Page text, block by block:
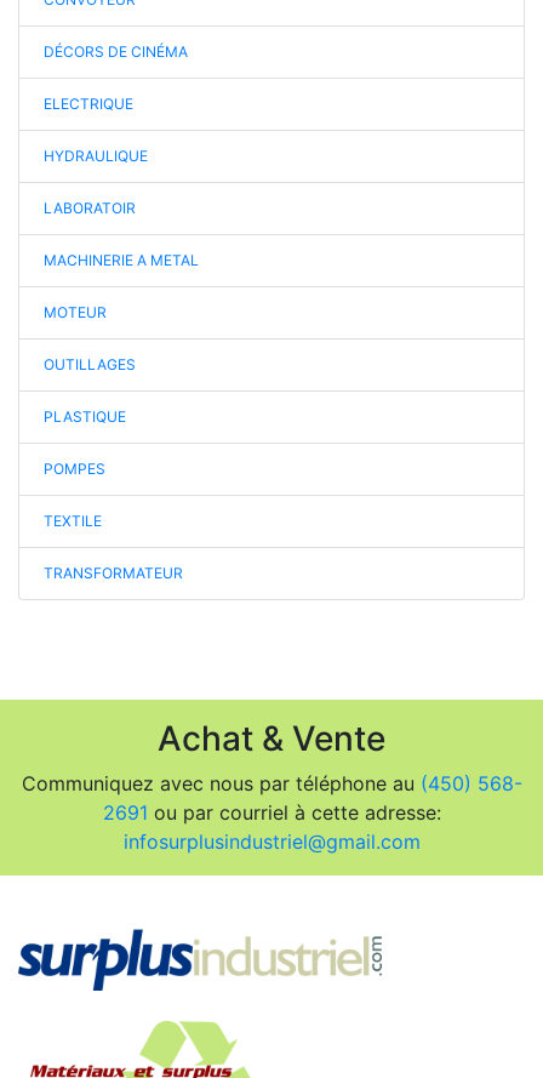
DÉCORS DE CINÉMA
ELECTRIQUE
HYDRAULIQUE
LABORATOIR
MACHINERIE A METAL
MOTEUR
OUTILLAGES
PLASTIQUE
POMPES
TEXTILE
TRANSFORMATEUR
Achat & Vente
Communiquez avec nous par téléphone au (450) 568-
2691 ou par courriel à cette adresse:
infosurplusindustriel@gmail.com